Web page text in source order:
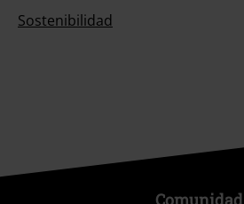
Sostenibilidad
Comunidad